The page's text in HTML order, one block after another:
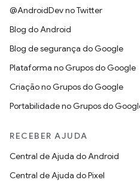
@AndroidDev no Twitter
Blog do Android
Blog de segurança do Google
Plataforma no Grupos do Google
Criação no Grupos do Google
Portabilidade no Grupos do
RECEBER AJUDA
Central de Ajuda do Android
Central de Ajuda do Pixel